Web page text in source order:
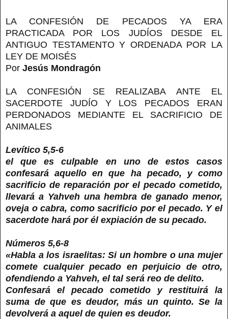
LA CONFESIÓN DE PECADOS YA ERA
PRACTICADA POR LOS JUDÍOS DESDE EL
ANTIGUO TESTAMENTO Y ORDENADA POR LA
LEY DE MOISÉS
Por Jesús Mondragón
LA CONFESIÓN SE REALIZABA ANTE EL
SACERDOTE JUDÍO Y LOS PECADOS ERAN
PERDONADOS MEDIANTE EL SACRIFICIO DE
ANIMALES
Levítico 5,5-6
el que es culpable en uno de estos casos
confesará aquello en que ha pecado, y como
sacrificio de reparación por el pecado cometido,
llevará a Yahveh una hembra de ganado menor,
oveja o cabra, como sacrificio por el pecado. Y el
sacerdote hará por él expiación de su pecado.
Números 5,6-8
«Habla a los israelitas: Si un hombre o una mujer
comete cualquier pecado en perjuicio de otro,
ofendiendo a Yahveh, el tal será reo de delito.
Confesará el pecado cometido y restituirá la
suma de que es deudor, más un quinto. Se la
devolverá a aquel de quien es deudor.